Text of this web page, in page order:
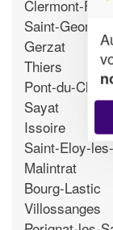
Clermont-
Saint-
Gerzat
Thiers
Pont-du-
Sayat
Issoire
Saint-Eloy-
Malintrat
Bourg-Lastic
Villossanges